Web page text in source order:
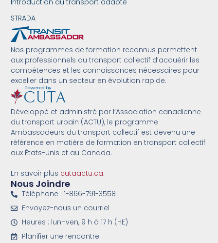
Nos programmes de formation reconnus permettent
aux professionnels du transport collectif d’acquérir les
compétences et les connaissances nécessaires pour
exceller dans un secteur en évolution rapide.
Développé et administré par l’Association canadienne
du transport urbain (ACTU), le programme
Ambassadeurs du transport collectif est devenu une
référence en matière de formation en transport collectif
aux États-Unis et au Canada.
En savoir plus cutaactu.ca.
Introduction au transport adapté
STRADA
Nous Joindre
Téléphone : 1-866-791-3558
Envoyez-nous un courriel
Heures : lun–ven, 9 h à 17 h (HE)
Planifier une rencontre